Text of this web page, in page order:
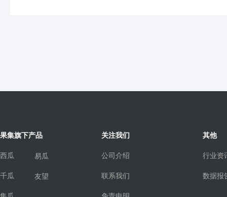
果集旗下产品
西瓜
千瓜
易瓜
友望
关注我们
公司介绍
联系我们
其他
行业资
数据报